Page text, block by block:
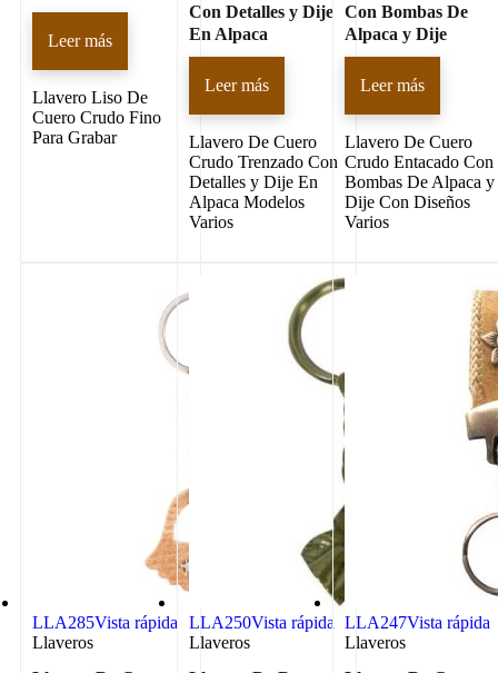
Leer más
Llavero Liso De
Cuero Crudo Fino
Para Grabar
Con Detalles y Dije
En Alpaca
Leer más
Llavero De Cuero
Crudo Trenzado Con
Detalles y Dije En
Alpaca Modelos
Varios
Con Bombas De
Alpaca y Dije
Leer más
Llavero De Cuero
Crudo Entacado Con
Bombas De Alpaca y
Dije Con Diseños
Varios
LLA285Vista rápida
Llaveros
LLA250Vista rápida
Llaveros
LLA247Vista rápida
Llaveros